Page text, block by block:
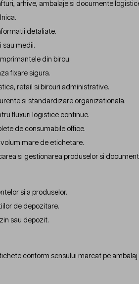
arhive, ambalaje si documente
detaliate.
sau medii.
din birou.
fixare sigura.
retail si birouri administrative.
si standardizare organizationala.
fluxuri logistice continue.
de consumabile office.
mare de etichetare.
si gestionarea produselor si
si a produselor.
de depozitare.
sau depozit.
conform sensului marcat pe